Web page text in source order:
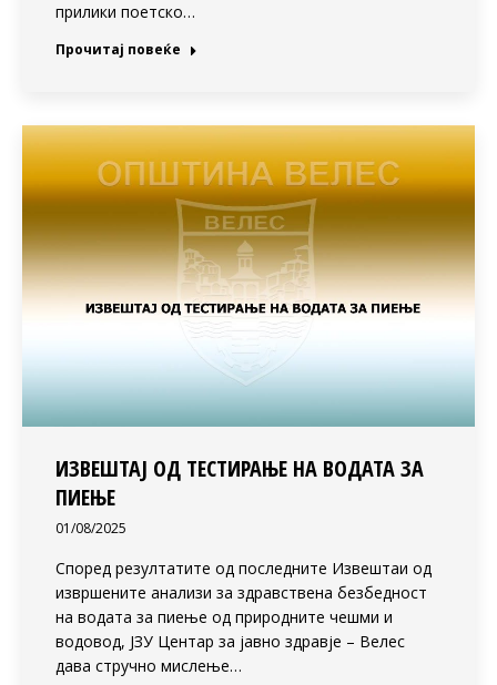
прилики поетско…
Прочитај повеќе
ИЗВЕШТАЈ ОД ТЕСТИРАЊЕ НА ВОДАТА ЗА
ПИЕЊЕ
01/08/2025
Според резултатите од последните Извештаи од
извршените анализи за здравствена безбедност
на водата за пиење од природните чешми и
водовод, ЈЗУ Центар за јавно здравје – Велес
дава стручно мислење…